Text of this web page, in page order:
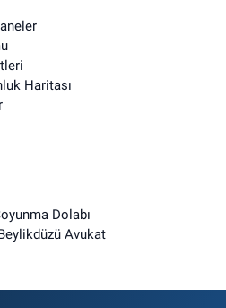
Haritası
Dolabı
Avukat